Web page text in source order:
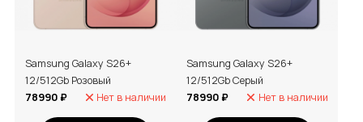
Samsung Galaxy S26+
12/512Gb Розовый
78990 ₽
Нет в наличии
Samsung Galaxy S26+
12/512Gb Серый
78990 ₽
Нет в наличии